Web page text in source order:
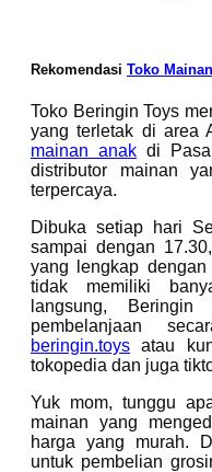
Rekomendasi Toko
Toko Beringin Toys
yang terletak di area
mainan anak di
distributor mainan
terpercaya.
Dibuka setiap hari
sampai dengan
yang lengkap
tidak memiliki
langsung,
pembelanjaan
beringin.toys atau
tokopedia dan juga
Yuk mom, tunggu
mainan yang
harga yang murah.
untuk pembelian